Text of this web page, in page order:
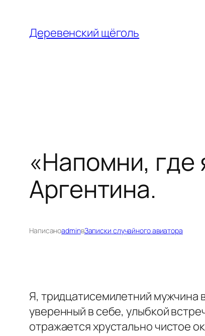
содержимому
Деревенский щёголь
«Напомни, где
Аргентина.
НаписаноadminвЗаписки случайного авиатора
Я, тридцатисемилетний мужчина
уверенный в себе, улыбкой
отражается хрустально чистое